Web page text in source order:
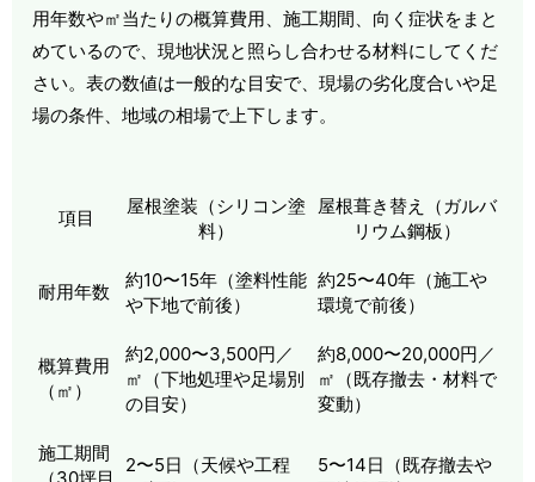
用年数や㎡当たりの概算費用、施工期間、向く症状をまと
めているので、現地状況と照らし合わせる材料にしてくだ
さい。表の数値は一般的な目安で、現場の劣化度合いや足
場の条件、地域の相場で上下します。
項目
屋根塗装（シリコン塗
料）
屋根葺き替え（ガルバ
リウム鋼板）
耐用年数
約10〜15年（塗料性能
や下地で前後）
約25〜40年（施工や
環境で前後）
概算費用
（㎡）
約2,000〜3,500円／
㎡（下地処理や足場別
の目安）
約8,000〜20,000円／
㎡（既存撤去・材料で
変動）
施工期間
2〜5日（天候や工程
5〜14日（既存撤去や